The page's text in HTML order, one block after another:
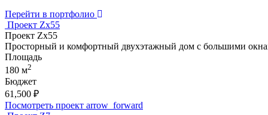
Перейти в портфолио
Проект Zx55
Проект Zx55
Просторный и комфортный двухэтажный дом с большими
Площадь
180 м2
Бюджет
61,500 ₽
Посмотреть проект arrow_forward